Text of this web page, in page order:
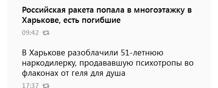
Российская ракета попала в многоэтажку в
Харькове, есть погибшие
09:42
В Харькове разоблачили 51-летнюю
наркодилерку, продававшую психотропы во
флаконах от геля для душа
17:37